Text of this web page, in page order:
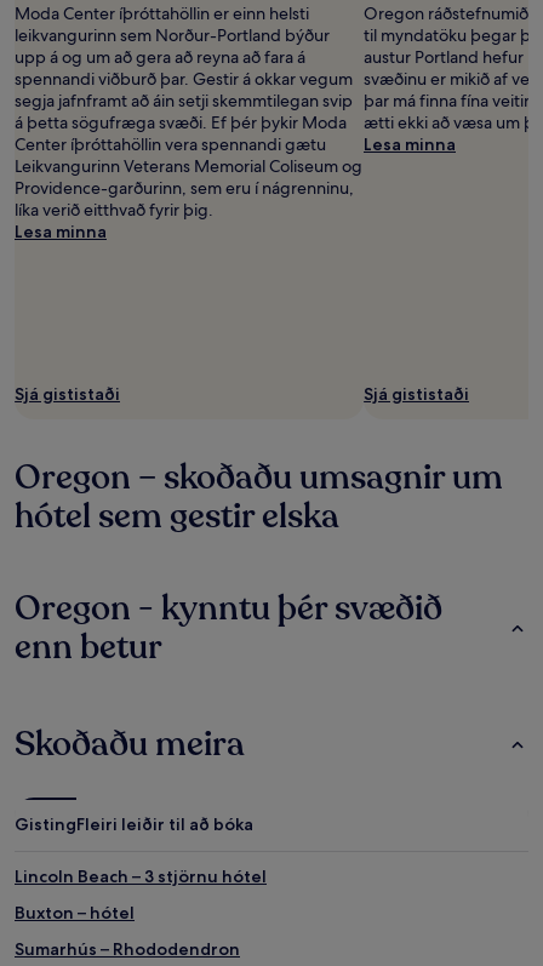
Moda Center íþróttahöllin er einn helsti
leikvangurinn sem Norður-Portland býður
upp á og um að gera að reyna að fara á
spennandi viðburð þar. Gestir á okkar vegum
segja jafnframt að áin setji skemmtilegan svip
á þetta sögufræga svæði. Ef þér þykir Moda
Center íþróttahöllin vera spennandi gætu
Leikvangurinn Veterans Memorial Coliseum og
Providence-garðurinn, sem eru í nágrenninu,
líka verið eitthvað fyrir þig.
Lesa minna
Sjá gististaði
Oregon
til myndatöku þegar
austur Portland hefur
svæðinu er mikið af
þar má finna fína
ætti ekki að væsa um
Lesa minna
Sjá gististaði
Oregon – skoðaðu umsagnir um
hótel sem gestir elska
Oregon - kynntu þér svæðið
enn betur
Skoðaðu meira
GistingFleiri leiðir til að bóka
Lincoln Beach – 3 stjörnu hótel
Buxton – hótel
Sumarhús – Rhododendron